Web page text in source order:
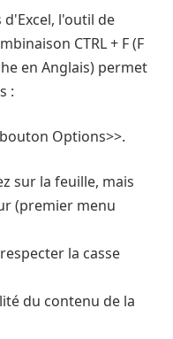
l'outil de
CTRL + F (F
en Anglais) permet
:
Options>>.
sur la feuille, mais
(premier menu
la casse
du contenu de la